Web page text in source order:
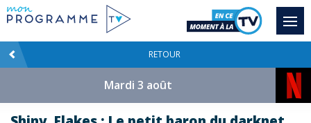
RETOUR
Mardi 3 août